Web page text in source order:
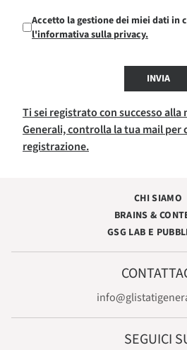
Accetto la gestione dei miei dati in
l'informativa sulla privacy.
INVIA
Ti sei registrato con successo
Generali, controlla la tua mail per
registrazione.
CHI SIAMO
BRAINS &
GSG LAB E
SEGUICI